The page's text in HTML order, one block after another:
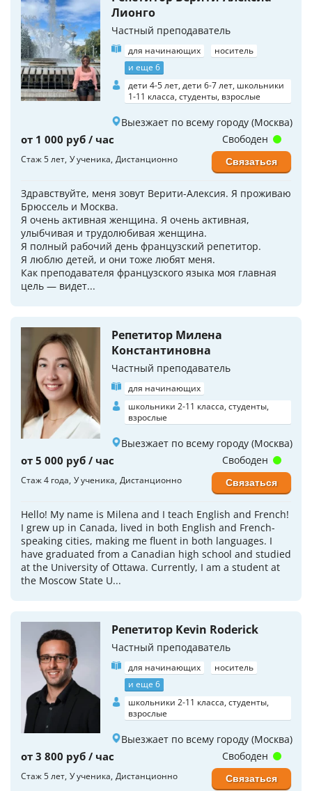
Лионго
Частный преподаватель
для начинающих
носитель
и еще 6
дети 4-5 лет, дети 6-7 лет, школьники
1-11 класса, студенты, взрослые
Выезжает по всему городу (Москва)
от 1 000 руб / час
Стаж 5 лет У ученика Дистанционно
Здравствуйте, меня зовут Верити-Алексия. Я проживаю
Брюссель и Москва.
Я очень активная женщина. Я очень активная,
улыбчивая и трудолюбивая женщина.
Я полный рабочий день французский репетитор.
Я люблю детей, и они тоже любят меня.
Как преподавателя французского языка моя главная
цель — видет...
Свободен
Связаться
Репетитор Милена
Koнстантиновна
Частный преподаватель
для начинающих
школьники 2-11 класса, студенты,
взрослые
Выезжает по всему городу (Москва)
от 5 000 руб / час
Стаж 4 года У ученика Дистанционно
Hello! My name is Milena and I teach English and French!
I grew up in Canada, lived in both English and French-
speaking cities, making me fluent in both languages. I
have graduated from a Canadian high school and studied
at the University of Ottawa. Currently, I am a student at
the Moscow State U...
Свободен
Связаться
Репетитор Kevin Roderick
Частный преподаватель
для начинающих
носитель
и еще 6
школьники 2-11 класса, студенты,
взрослые
Выезжает по всему городу (Москва)
от 3 800 руб / час
Стаж 5 лет У ученика Дистанционно
Свободен
Связаться